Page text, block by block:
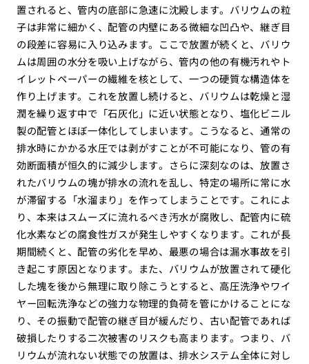
置されると、管内の底部に急速に沈殿します。バリウムの粒
子は非常に細かく、配管の内壁にある微細な凹凸や、継ぎ目
の段差に容易に入り込みます。ここで放置が続くと、バリウ
ムは周囲の水分を吸い上げながら、管内の他の有機汚れやト
イレットペーパーの繊維を核として、一つの硬質な構造体を
作り上げます。これを放置し続けると、バリウムは乾燥と湿
潤を繰り返す中で「石灰化」に近い状態となり、塩化ビニル
製の配管とほぼ一体化してしまいます。こうなると、通常の
排水時にかかる水圧では剥がすことが不可能になり、管の有
効断面積が恒久的に減少します。さらに深刻なのは、放置さ
れたバリウムの塊が排水の流れを乱し、特定の場所に常に水
が滞留する「水溜まり」を作ってしまうことです。これによ
り、本来はスムーズに流れるべき汚水が腐敗し、配管内に硫
化水素などの腐食性ガスが発生しやすくなります。これが長
期間続くと、配管の劣化を早め、最悪の場合は漏水事故を引
き起こす原因となります。また、バリウムが放置されて硬化
した塊を後から無理に取り除こうとすると、高圧洗浄やワイ
ヤー回転洗浄などの強力な物理的負荷を管にかけることにな
り、その振動で配管の継ぎ目が緩んだり、古い配管であれば
破損したりする二次被害のリスクも高まります。つまり、バ
リウムが流れない状態での放置は、排水システム全体に対し